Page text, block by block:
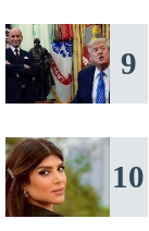
9
10